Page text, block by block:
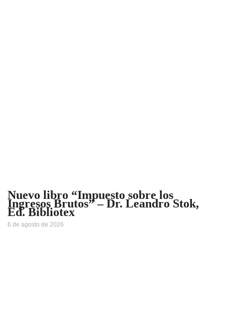
Nuevo libro “Impuesto sobre los
Ingresos Brutos” – Dr. Leandro Stok,
Ed. Bibliotex
6 de agosto de 2026